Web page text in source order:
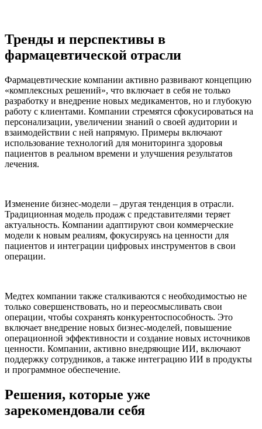
Тренды и перспективы в
фармацевтической отрасли
Фармацевтические компании активно развивают концепцию
«комплексных решений», что включает в себя не только
разработку и внедрение новых медикаментов, но и глубокую
работу с клиентами. Компании стремятся сфокусироваться на
персонализации, увеличении знаний о своей аудитории и
взаимодействии с ней напрямую. Примеры включают
использование технологий для мониторинга здоровья
пациентов в реальном времени и улучшения результатов
лечения.
Изменение бизнес-модели – другая тенденция в отрасли.
Традиционная модель продаж с представителями теряет
актуальность. Компании адаптируют свои коммерческие
модели к новым реалиям, фокусируясь на ценности для
пациентов и интеграции цифровых инструментов в свои
операции.
Медтех компании также сталкиваются с необходимостью не
только совершенствовать, но и переосмысливать свои
операции, чтобы сохранять конкурентоспособность. Это
включает внедрение новых бизнес-моделей, повышение
операционной эффективности и создание новых источников
ценности. Компании, активно внедряющие ИИ, включают
поддержку сотрудников, а также интеграцию ИИ в продукты
и программное обеспечение.
Решения, которые уже
зарекомендовали себя